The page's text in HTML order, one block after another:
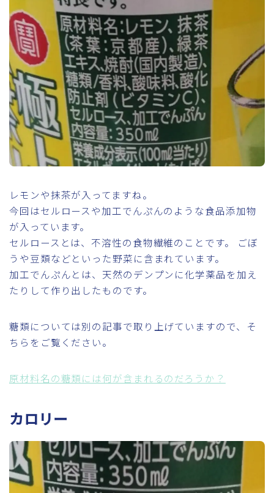
レモンや抹茶が入ってますね。
今回はセルロースや加工でんぷんのような食品添加物
が入っています。
セルロースとは、不溶性の食物繊維のことです。 ごぼ
うや豆類などといった野菜に含まれています。
加工でんぷんとは、天然のデンプンに化学薬品を加え
たりして作り出したものです。
糖類については別の記事で取り上げていますので、そ
ちらをご覧ください。
原材料名の糖類には何が含まれるのだろうか？
カロリー